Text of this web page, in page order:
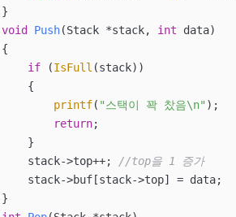
void
Push(Stack *stack, int data)
{
if (IsFull (stack))
    {
printf( "스택이 꽉 찼음\n" );
return;
    }
    stack->top++;
//top을 1 증가
    stack->buf[stack->top] = data;